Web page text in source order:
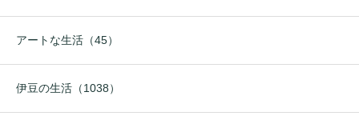
アートな生活（45）
伊豆の生活（1038）